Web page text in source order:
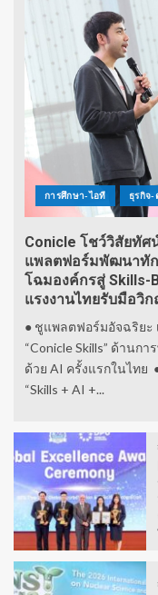
การศึกษา-ไอที ธุรกิจ
Conicle โชว์วิสัยทัศ
แพลตฟอร์มพัฒนาทั
โฉมองค์กรสู่ Skills-
แรงงานไทยรับมือวิก
● ชูแพลตฟอร์มอัจฉริยะ
“Conicle Skills” ด้าน
ด้วย AI ครั้งแรกในไทย
“Skills + AI +...